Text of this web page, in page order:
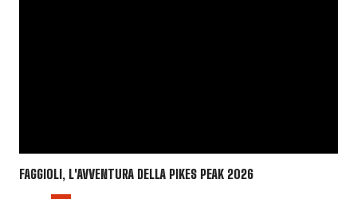
FAGGIOLI, L'AVVENTURA DELLA PIKES PEAK 2026